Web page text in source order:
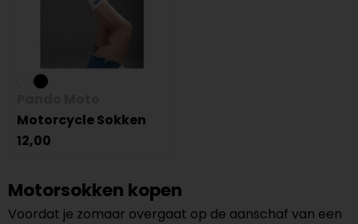
Motorcycle Sokken
12,00
Motorsokken kopen
Voordat je zomaar overgaat op de aanschaf van een